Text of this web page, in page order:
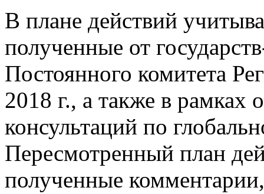
В плане действий
полученные от
Постоянного комитета
2018 г., а также в
консультаций по
Пересмотренный план
полученные